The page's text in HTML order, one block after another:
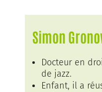
Simon
Docteur en
de jazz.
Enfant, il a